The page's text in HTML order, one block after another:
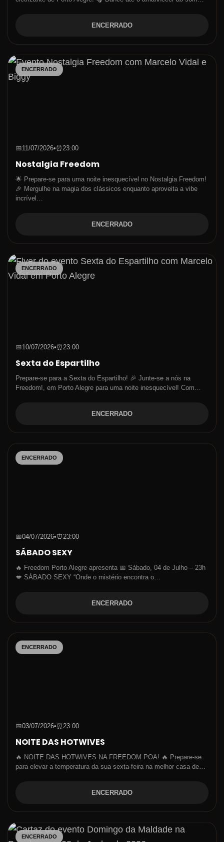
ENCERRADO
ENCERRADO
📅11/07/2026•⏰23:00
Nostalgia Freedom
🌟 Prepare-se para uma noite inesquecível no Nostalgia Freedom!
🎉 Mergulhe na magia dos clássicos enquanto aproveita a vibe
incrível…
ENCERRADO
ENCERRADO
📅10/07/2026•⏰23:00
Sexta do Espartilho
Prepare-se para a Sexta do Espartilho! 🎉 Junte-se a nós na
Freedom!, em Porto Alegre para uma noite inesquecível! Com…
ENCERRADO
ENCERRADO
📅04/07/2026•⏰23:00
SÁBADO SEXY
🔥 Freedom Porto Alegre apresenta 📅 Sábado, 04 de Julho – 23h
💋 SÁBADO SEXY “Onde o mistério encontra o…
ENCERRADO
ENCERRADO
📅03/07/2026•⏰23:00
NOITE DAS HOTWIVES
🔥 NOITE DAS HOTWIVES NA FREEDOM POA! 🔥 Prepare-se
para elevar a temperatura da sua sexta-feira na melhor casa de…
ENCERRADO
ENCERRADO